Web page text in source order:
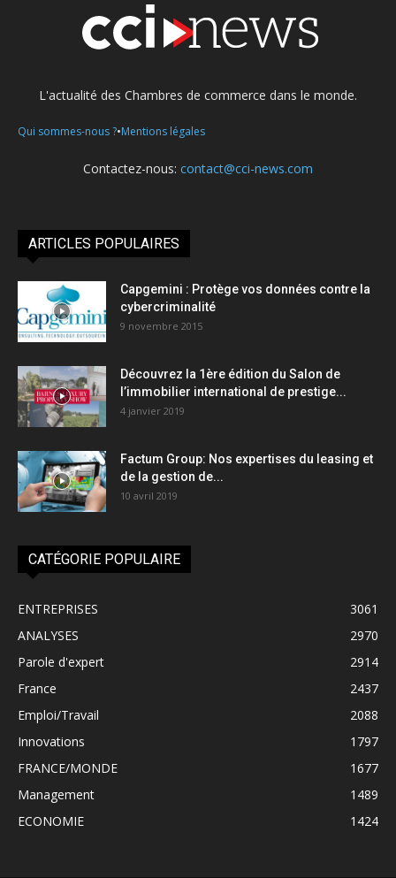
L'actualité des Chambres de commerce dans le monde.
Qui sommes-nous ?•Mentions légales
Contactez-nous: contact@cci-news.com
ARTICLES POPULAIRES
Capgemini : Protège vos données contre la
cybercriminalité
9 novembre 2015
Découvrez la 1ère édition du Salon de
l’immobilier international de prestige...
4 janvier 2019
Factum Group: Nos expertises du leasing et
de la gestion de...
10 avril 2019
CATÉGORIE POPULAIRE
ENTREPRISES
3061
ANALYSES
2970
Parole d'expert
2914
France
2437
Emploi/Travail
2088
Innovations
1797
FRANCE/MONDE
1677
Management
1489
ECONOMIE
1424